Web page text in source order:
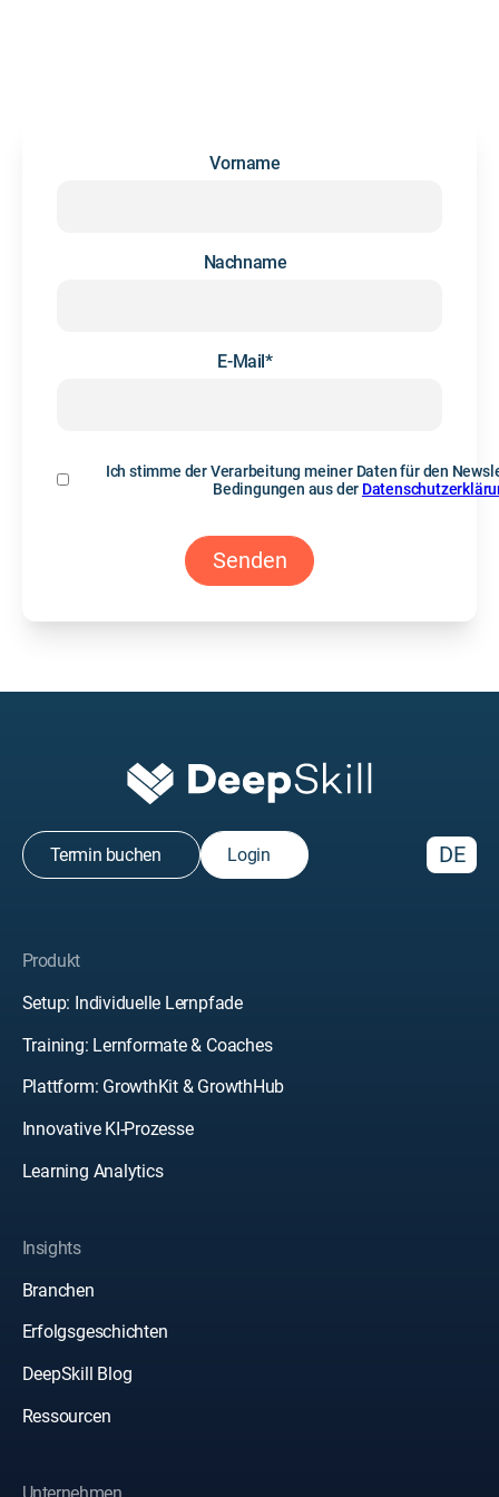
Vorname
Nachname
E-Mail*
Ich stimme der Verarbeitung meiner Daten für den
Bedingungen aus der
Termin buchen Login DE
Produkt
Setup: Individuelle Lernpfade
Training: Lernformate & Coaches
Plattform: GrowthKit & GrowthHub
Innovative KI-Prozesse
Learning Analytics
Insights
Branchen
Erfolgsgeschichten
DeepSkill Blog
Ressourcen